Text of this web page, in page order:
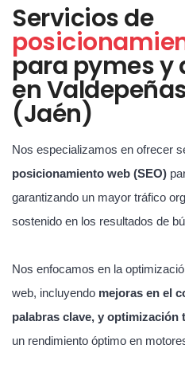
Servicios de
para pymes y
en
(Jaén)
Nos especializamos en ofrecer
posicionamiento web (SEO)
garantizando un mayor tráfico
sostenido en los resultados de
Nos enfocamos en la
web, incluyendo mejoras en el
palabras clave, y optimización
un rendimiento óptimo en